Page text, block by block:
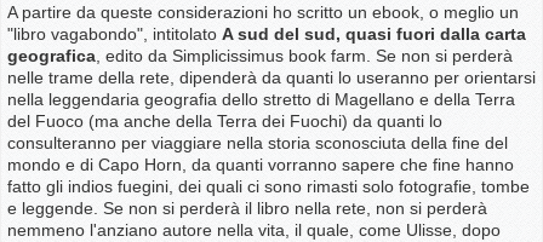
A partire da queste considerazioni ho scritto un ebook, o meglio un
"libro vagabondo", intitolato A sud del sud, quasi fuori dalla carta
geografica , edito da Simplicissimus book farm. Se non si perderà
nelle trame della rete, dipenderà da quanti lo useranno per orientarsi
nella leggendaria geografia dello stretto di Magellano e della Terra
del Fuoco (ma anche della Terra dei Fuochi) da quanti lo
consulteranno per viaggiare nella storia sconosciuta della fine del
mondo e di Capo Horn, da quanti vorranno sapere che fine hanno
fatto gli indios fuegini, dei quali ci sono rimasti solo fotografie, tombe
e leggende. Se non si perderà il libro nella rete, non si perderà
nemmeno l'anziano autore nella vita, il quale, come Ulisse, dopo